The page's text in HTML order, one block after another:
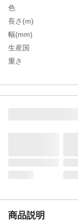
色
長さ(m)
幅(mm)
生産国
重さ
材質2
商品説明